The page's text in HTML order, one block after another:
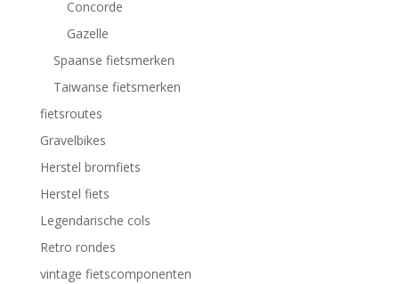
Concorde
Gazelle
Spaanse fietsmerken
Taiwanse fietsmerken
fietsroutes
Gravelbikes
Herstel bromfiets
Herstel fiets
Legendarische cols
Retro rondes
vintage fietscomponenten